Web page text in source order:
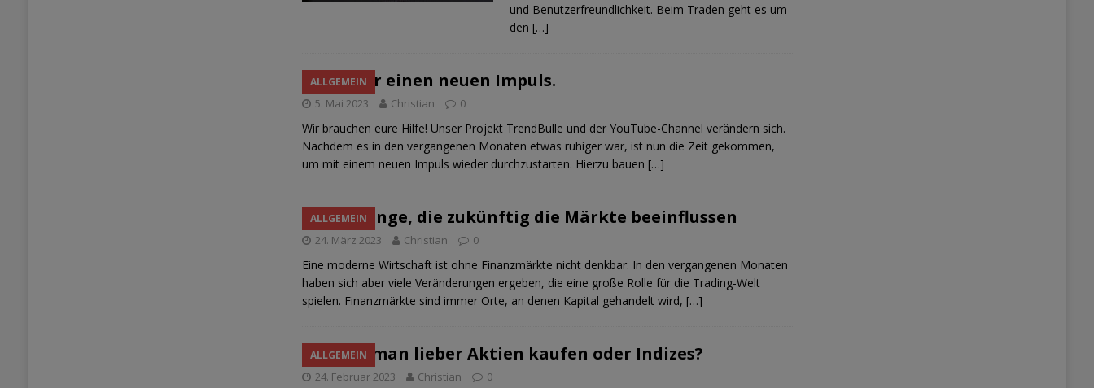
und Benutzerfreundlichkeit. Beim Traden geht es um
den […]
ALLGEMEIN
Zeit für einen neuen Impuls.
5. Mai 2023 Christian 0
Wir brauchen eure Hilfe! Unser Projekt TrendBulle und der YouTube-Channel verändern sich.
Nachdem es in den vergangenen Monaten etwas ruhiger war, ist nun die Zeit gekommen,
um mit einem neuen Impuls wieder durchzustarten. Hierzu bauen […]
ALLGEMEIN
Drei Dinge, die zukünftig die Märkte beeinflussen
24. März 2023 Christian 0
Eine moderne Wirtschaft ist ohne Finanzmärkte nicht denkbar. In den vergangenen Monaten
haben sich aber viele Veränderungen ergeben, die eine große Rolle für die Trading-Welt
spielen. Finanzmärkte sind immer Orte, an denen Kapital gehandelt wird, […]
ALLGEMEIN
Sollte man lieber Aktien kaufen oder Indizes?
24. Februar 2023 Christian 0